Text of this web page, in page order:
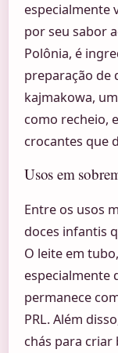
especialmente
por seu sabor
Polônia, é
preparação de
kajmakowa,
como recheio,
crocantes que
Usos em
Entre os usos
doces infantis
O leite em
especialmente
permanece
PRL. Além
chás para criar